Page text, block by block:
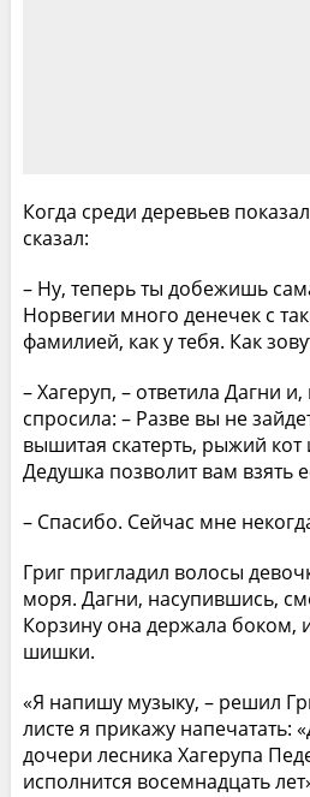
Когда среди деревьев
сказал:
– Ну, теперь ты добежишь
Норвегии много денечек с
фамилией, как у тебя. Как
– Хагеруп, – ответила Дагни
спросила: – Разве вы не
вышитая скатерть, рыжий кот
Дедушка позволит вам взять
– Спасибо. Сейчас мне
Григ пригладил волосы
моря. Дагни, насупившись,
Корзину она держала боком,
шишки.
«Я напишу музыку, – решил
листе я прикажу напечатать:
дочери лесника Хагерупа
исполнится восемнадцать